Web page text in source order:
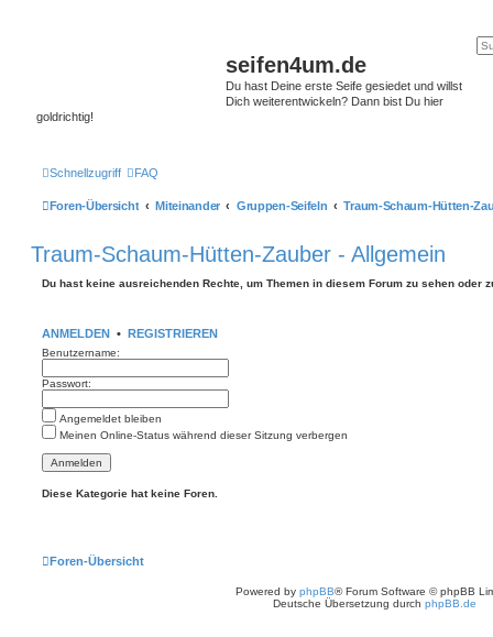
seifen4um.de
Du hast Deine erste Seife gesiedet und willst
Dich weiterentwickeln? Dann bist Du hier
goldrichtig!
Schnellzugriff FAQ
Foren-Übersicht Miteinander Gruppen-Seifeln Traum-Schaum-Hütten-
Traum-Schaum-Hütten-Zauber - Allgemein
Du hast keine ausreichenden Rechte, um Themen in diesem Forum zu sehen oder
ANMELDEN • REGISTRIEREN
Benutzername:
Passwort:
Angemeldet bleiben
Meinen Online-Status während dieser Sitzung verbergen
Diese Kategorie hat keine Foren.
Foren-Übersicht
Powered by phpBB® Forum Software © phpBB
Deutsche Übersetzung durch phpBB.de